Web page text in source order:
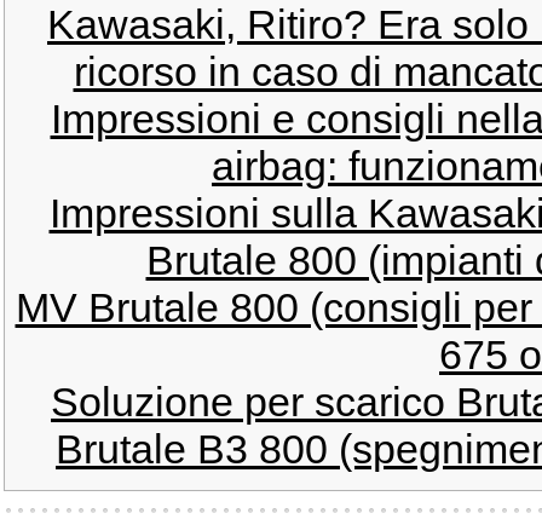
Kawasaki, Ritiro? Era
ricorso in caso di
Impressioni e consigli
airbag:
Impressioni sulla
Brutale 800 (impianti
MV Brutale 800 (consigli
675
Soluzione per scarico
Brutale B3 800